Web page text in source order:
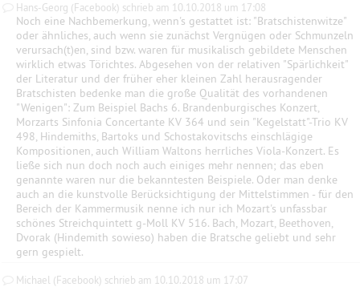
Hans-Georg (Facebook) schrieb am 10.10.2018 um 17:08
Noch eine Nachbemerkung, wenn's gestattet ist: "Bratschistenwitze"
oder ähnliches, auch wenn sie zunächst Vergnügen oder Schmunzeln
verursach(t)en, sind bzw. waren für musikalisch gebildete Menschen
wirklich etwas Törichtes. Abgesehen von der relativen "Spärlichkeit"
der Literatur und der früher eher kleinen Zahl herausragender
Bratschisten bedenke man die große Qualität des vorhandenen
"Wenigen": Zum Beispiel Bachs 6. Brandenburgisches Konzert,
Morzarts Sinfonia Concertante KV 364 und sein "Kegelstatt"-Trio KV
498, Hindemiths, Bartoks und Schostakovitschs einschlägige
Kompositionen, auch William Waltons herrliches Viola-Konzert. Es
ließe sich nun doch noch auch einiges mehr nennen; das eben
genannte waren nur die bekanntesten Beispiele. Oder man denke
auch an die kunstvolle Berücksichtigung der Mittelstimmen - für den
Bereich der Kammermusik nenne ich nur ich Mozart's unfassbar
schönes Streichquintett g-Moll KV 516. Bach, Mozart, Beethoven,
Dvorak (Hindemith sowieso) haben die Bratsche geliebt und sehr
gern gespielt.
Michael (Facebook) schrieb am 10.10.2018 um 17:07